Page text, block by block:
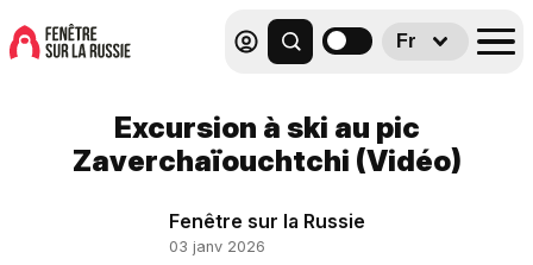
Fr
Excursion à ski au pic
Zaverchaïouchtchi (Vidéo)
Fenêtre sur la Russie
03 janv 2026